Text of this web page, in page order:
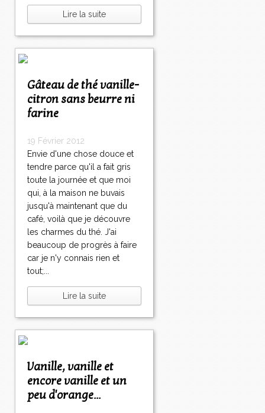
Lire la suite
Gâteau de thé vanille-
citron sans beurre ni
farine
19 Février 2012
Envie d'une chose douce et
tendre parce qu'il a fait gris
toute la journée et que moi
qui, à la maison ne buvais
jusqu'à maintenant que du
café, voilà que je découvre
les charmes du thé. J'ai
beaucoup de progrès à faire
car je n'y connais rien et
tout;...
Lire la suite
Vanille, vanille et
encore vanille et un
peu d'orange...